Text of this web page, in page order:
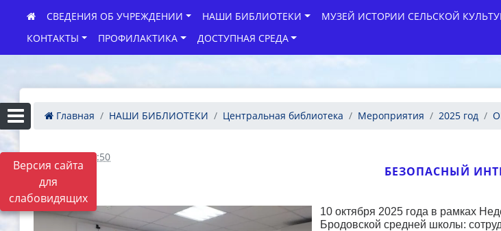
Версия сайта
для
слабовидящих
СВЕДЕНИЯ ОБ УЧРЕЖДЕНИИ НАШИ БИБЛИОТЕКИ МУЗЕЙ ИСТОРИИ СЕЛЬСКОЙ
КОНТАКТЫ
ПРОФИЛАКТИКА ДОСТУПНАЯ СРЕДА
Главная НАШИ БИБЛИОТЕКИ Центральная библиотека Мероприятия 2025 год
10.10.2025 12:50
БЕЗОПАСНЫЙ
10 октября 2025 года в рамках
Бродовской средней школы: